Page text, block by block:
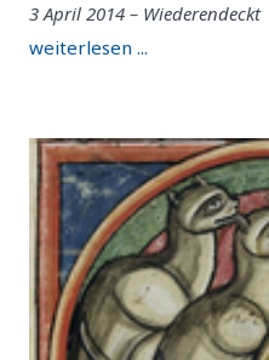
3 April 2014 – Wiederendeckt
weiterlesen ...